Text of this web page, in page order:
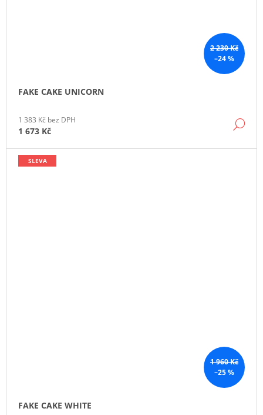
2 230 Kč
–24 %
FAKE CAKE UNICORN
1 383 Kč bez DPH
1 673 Kč
1 960 Kč
–25 %
SLEVA
FAKE CAKE WHITE